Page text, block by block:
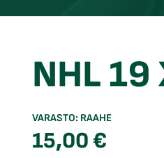
NHL 19
VARASTO: RAAHE
15,00€